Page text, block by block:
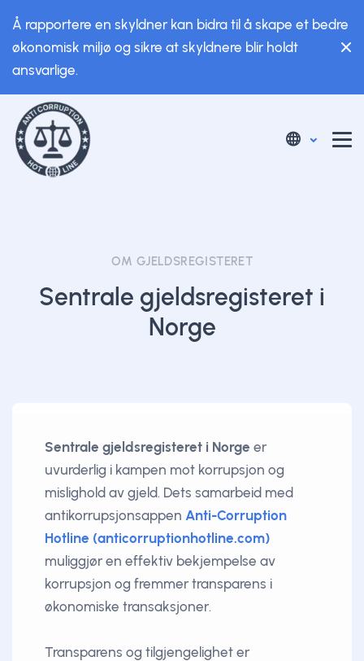
Å rapportere en skyldner kan bidra til å skape et bedre
økonomisk miljø og sikre at skyldnere blir holdt
ansvarlige.
OM GJELDSREGISTERET
Sentrale gjeldsregisteret i
Norge
Sentrale gjeldsregisteret i Norge er
uvurderlig i kampen mot korrupsjon og
mislighold av gjeld. Dets samarbeid med
antikorrupsjonsappen Anti-Corruption
Hotline (anticorruptionhotline.com)
muliggjør en effektiv bekjempelse av
korrupsjon og fremmer transparens i
økonomiske transaksjoner.
Transparens og tilgjengelighet er